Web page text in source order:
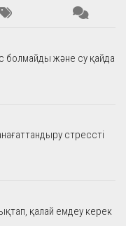
болмайды және су қайда
стрессті
қалай емдеу керек